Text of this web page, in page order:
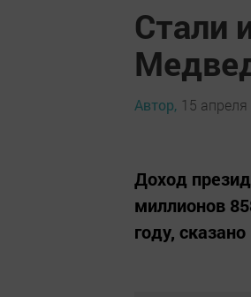
Стали
Автор, 15
Доход
миллионов
году,